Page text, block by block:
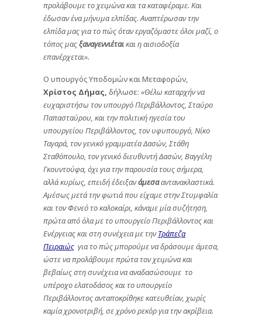
προλάβουμε το χειμώνα και τα καταφέραμε. Και
έδωσαν ένα μήνυμα ελπίδας. Αναπτέρωσαν την
ελπίδα μας για το πώς όταν εργαζόμαστε όλοι μαζί, ο
τόπος μαςξαναγεννιέταικαι η αισιοδοξία
επανέρχεται».
Ο υπουργός Υποδομών και Μεταφορών,
Χρίστος Δήμας, δήλωσε: «Θέλω καταρχήν να
ευχαριστήσω τον υπουργό Περιβάλλοντος, Σταύρο
Παπασταύρου, και την πολιτική ηγεσία του
υπουργείου Περιβάλλοντος, τον υφυπουργό, Νίκο
Ταγαρά, τον γενικό γραμματέα Δασών, Στάθη
Σταθόπουλο, τον γενικό διευθυντή Δασών, Βαγγέλη
Γκουντούφα, όχι για την παρουσία τους σήμερα,
αλλά κυρίως, επειδή έδειξανάμεσααντανακλαστικά.
Αμέσως μετά την φωτιά που είχαμε στην Στυμφαλία
και τον Φενεό το καλοκαίρι, κάναμε μία συζήτηση,
πρώτα από όλα με το υπουργείο Περιβάλλοντος και
Ενέργειας και στη συνέχεια με τηνΤράπεζα
Πειραιώς για το πώς μπορούμε να δράσουμε άμεσα,
ώστε να προλάβουμε πρώτα τον χειμώνα και
βεβαίως στη συνέχεια να αναδασώσουμε το
υπέροχο ελατοδάσος και το υπουργείο
Περιβάλλοντος ανταποκρίθηκε κατευθείαν, χωρίς
καμία χρονοτριβή, σε χρόνο ρεκόρ για την ακρίβεια.